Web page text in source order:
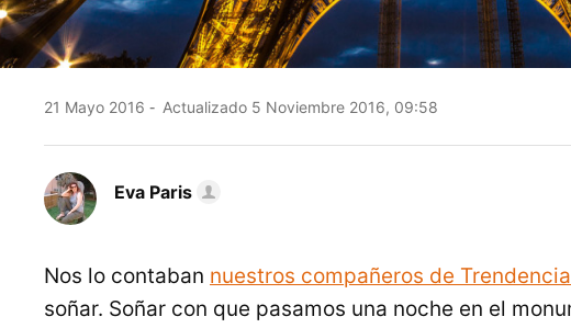
21 Mayo 2016 Actualizado 5 Noviembre 2016, 09:58
Eva Paris
Nos lo contaban nuestros compañeros de
soñar. Soñar con que pasamos una noche en el